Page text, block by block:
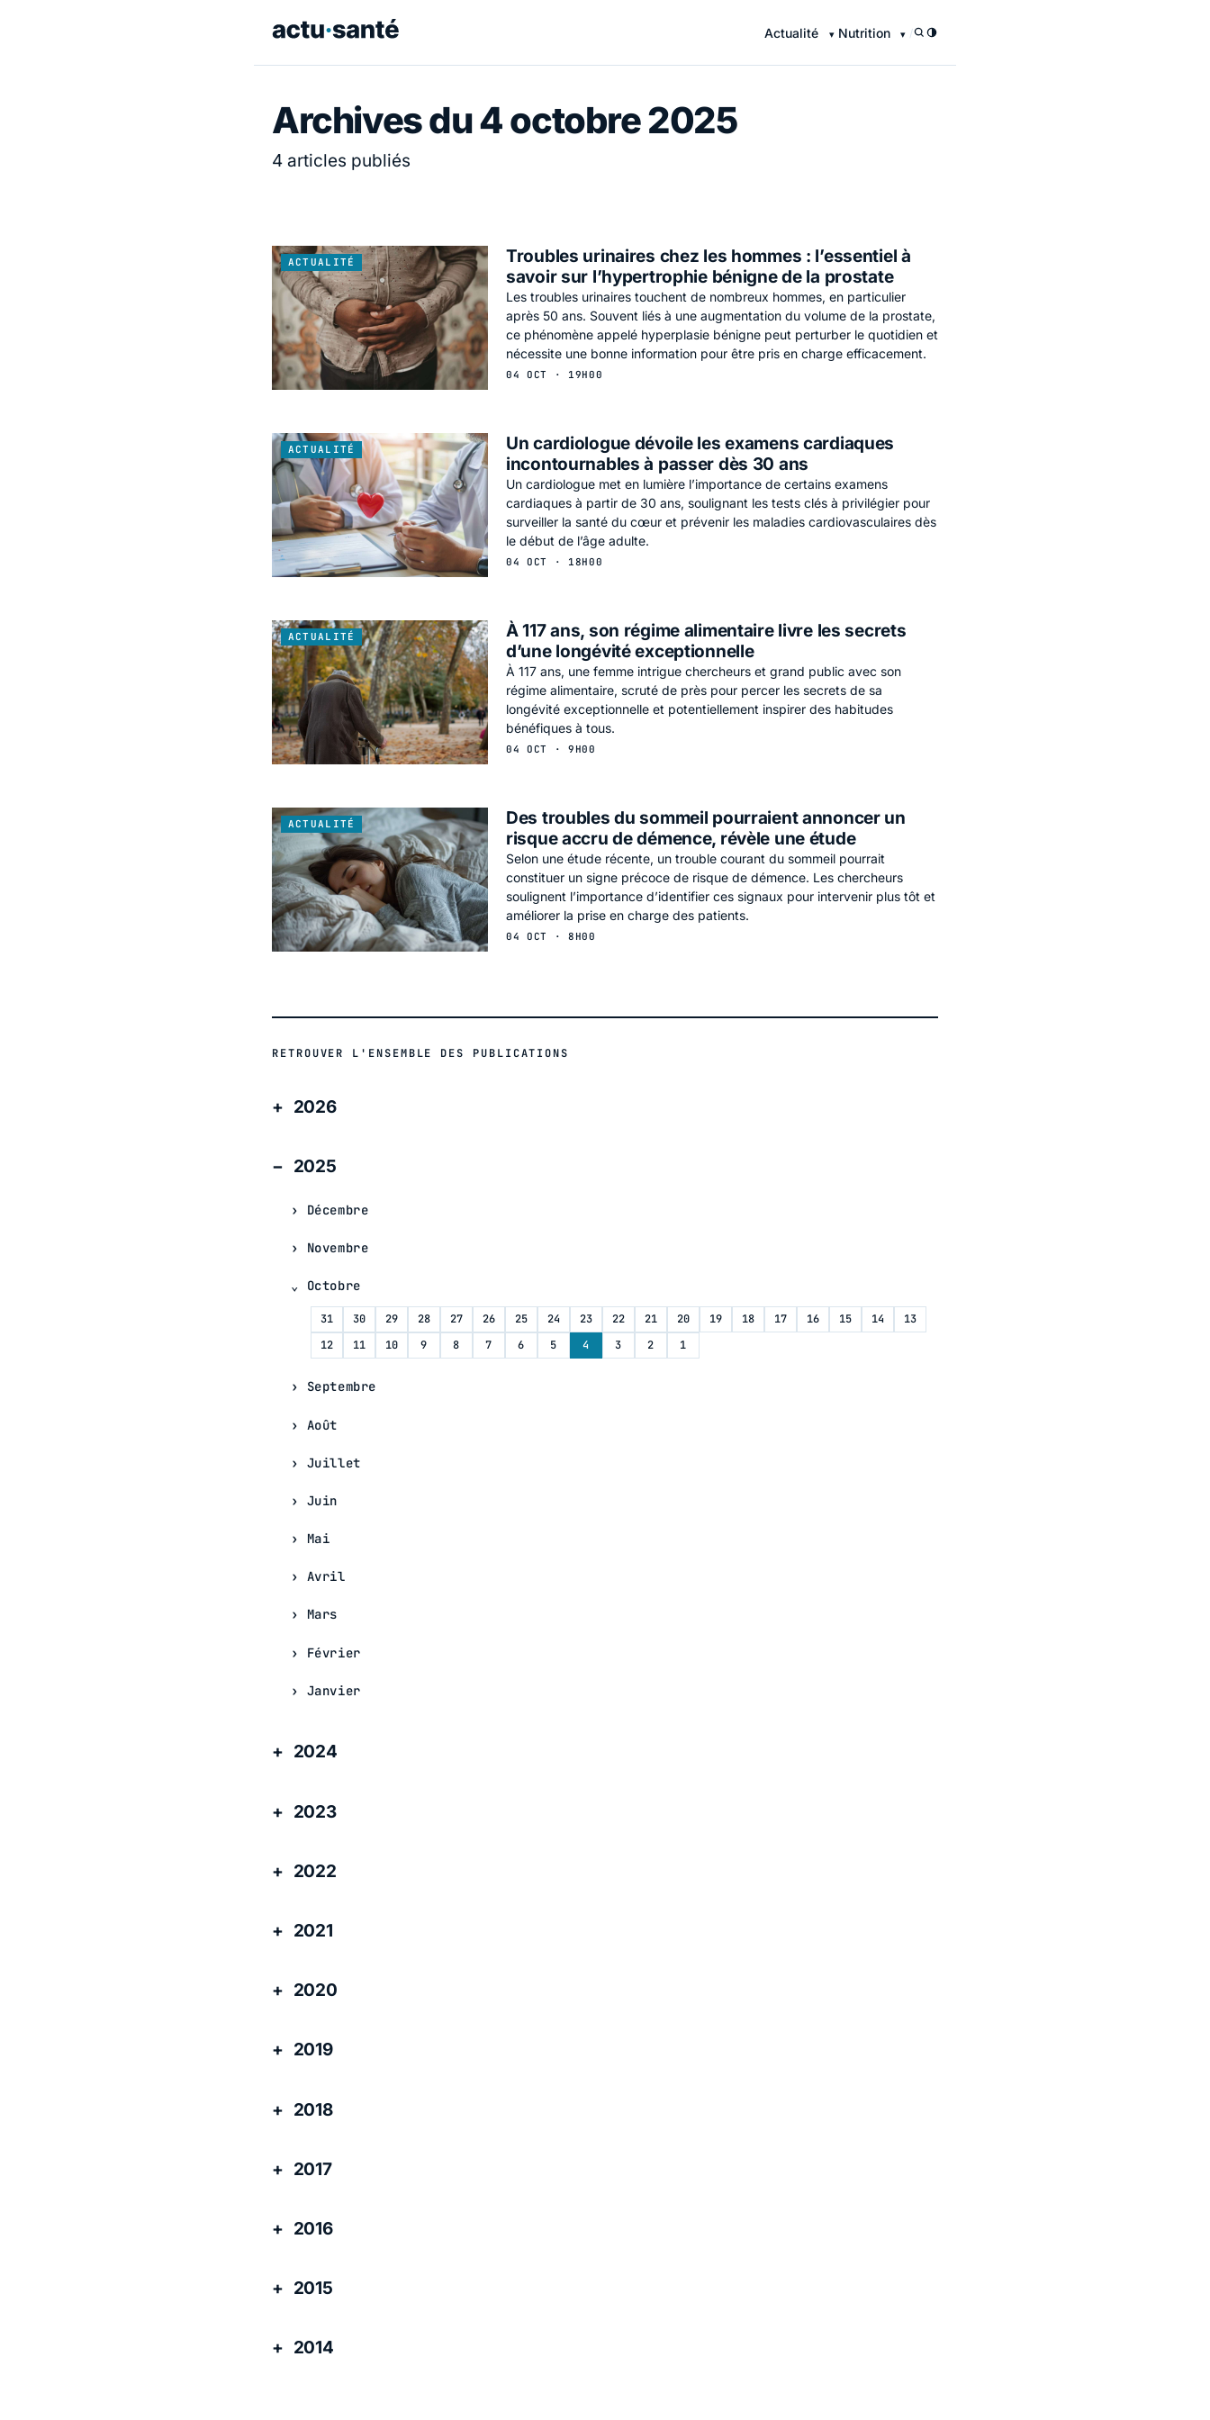
Actualité Nutrition /
Archives du 4 octobre 2025
4 articles publiés
ACTUALITÉ
Troubles urinaires chez les hommes : l’essentiel à
savoir sur l’hypertrophie bénigne de la prostate
Les troubles urinaires touchent de nombreux hommes, en particulier
après 50 ans. Souvent liés à une augmentation du volume de la prostate,
ce phénomène appelé hyperplasie bénigne peut perturber le quotidien et
nécessite une bonne information pour être pris en charge efficacement.
04 OCT · 19H00
ACTUALITÉ
Un cardiologue dévoile les examens cardiaques
incontournables à passer dès 30 ans
Un cardiologue met en lumière l’importance de certains examens
cardiaques à partir de 30 ans, soulignant les tests clés à privilégier pour
surveiller la santé du cœur et prévenir les maladies cardiovasculaires dès
le début de l’âge adulte.
04 OCT · 18H00
ACTUALITÉ
À 117 ans, son régime alimentaire livre les secrets
d’une longévité exceptionnelle
À 117 ans, une femme intrigue chercheurs et grand public avec son
régime alimentaire, scruté de près pour percer les secrets de sa
longévité exceptionnelle et potentiellement inspirer des habitudes
bénéfiques à tous.
04 OCT · 9H00
ACTUALITÉ
Des troubles du sommeil pourraient annoncer un
risque accru de démence, révèle une étude
Selon une étude récente, un trouble courant du sommeil pourrait
constituer un signe précoce de risque de démence. Les chercheurs
soulignent l’importance d’identifier ces signaux pour intervenir plus tôt et
améliorer la prise en charge des patients.
04 OCT · 8H00
RETROUVER L'ENSEMBLE DES PUBLICATIONS
2026
2025
Décembre
Novembre
Octobre
31 30 29 28 27 26 25 24 23 22 21 20 19 18 17 16 15 14
13
12
11 10 9 8 7 6 5 4 3 2 1
Septembre
Août
Juillet
Juin
Mai
Avril
Mars
Février
Janvier
2024
2023
2022
2021
2020
2019
2018
2017
2016
2015
2014